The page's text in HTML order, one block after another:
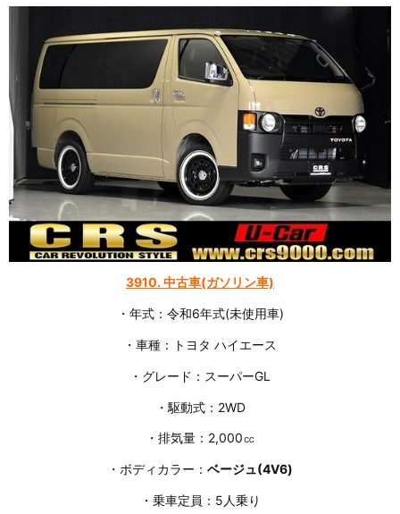
3910.中古車(ガソリン車)
・年式：令和6年式(未使用車)
・車種：トヨタ ハイエース
・グレード：スーパーGL
・駆動式：2WD
・排気量：2,000㏄
・ボディカラー： ベージュ(4V6)
・乗車定員：5人乗り